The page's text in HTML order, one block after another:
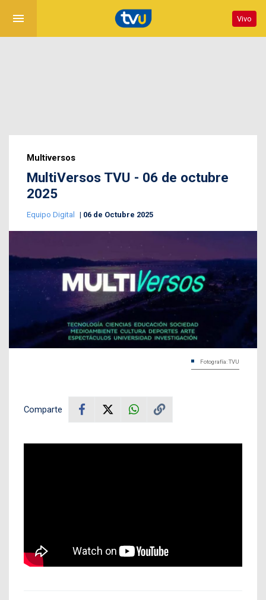
menu Vivo
Multiversos
MultiVersos TVU - 06 de octubre
2025
Equipo Digital 06 de Octubre 2025
Fotografía: TVU
Comparte